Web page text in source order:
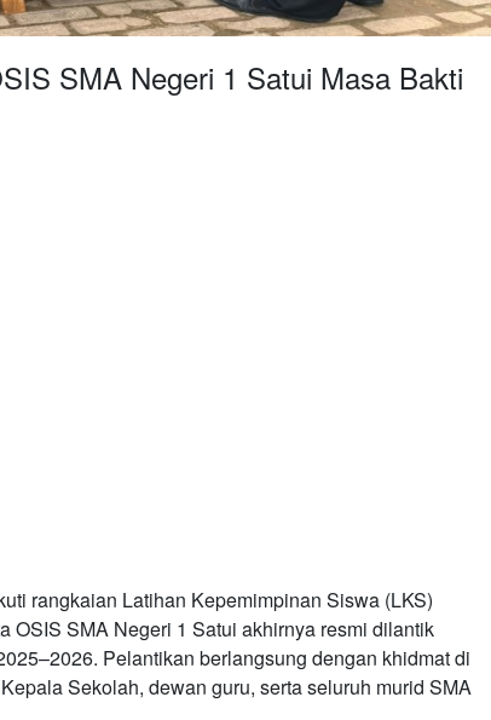
SMA Negeri 1 Satui Masa Bakti
rangkaian Latihan Kepemimpinan Siswa (LKS)
OSIS SMA Negeri 1 Satui akhirnya resmi dilantik
Pelantikan berlangsung dengan khidmat di
Sekolah, dewan guru, serta seluruh murid SMA